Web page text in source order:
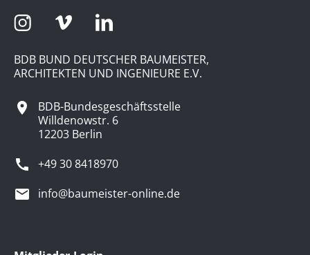
BDB BUND DEUTSCHER BAUMEISTER,
ARCHITEKTEN UND INGENIEURE E.V.
BDB-Bundesgeschäftsstelle
Willdenowstr. 6
12203 Berlin
+49 30 8418970
info@baumeister-online.de